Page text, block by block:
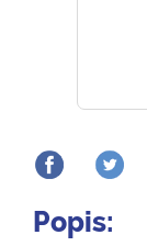
Popis: